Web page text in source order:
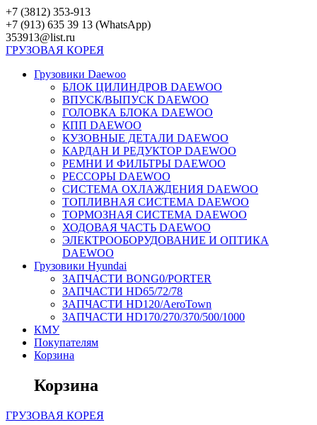
Перейти
к
контенту
+7 (3812) 353-913
+7 (913) 635 39 13 (WhatsApp)
353913@list.ru
ГРУЗОВАЯ КОРЕЯ
Грузовики Daewoo
БЛОК ЦИЛИНДРОВ DAEWOO
ВПУСК/ВЫПУСК DAEWOO
ГОЛОВКА БЛОКА DAEWOO
КПП DAEWOO
КУЗОВНЫЕ ДЕТАЛИ DAEWOO
КАРДАН И РЕДУКТОР DAEWOO
РЕМНИ И ФИЛЬТРЫ DAEWOO
РЕССОРЫ DAEWOO
СИСТЕМА ОХЛАЖДЕНИЯ DAEWOO
ТОПЛИВНАЯ СИСТЕМА DAEWOO
ТОРМОЗНАЯ СИСТЕМА DAEWOO
ХОДОВАЯ ЧАСТЬ DAEWOO
ЭЛЕКТРООБОРУДОВАНИЕ И ОПТИКА
DAEWOO
Грузовики Hyundai
ЗАПЧАСТИ BONG0/PORTER
ЗАПЧАСТИ HD65/72/78
ЗАПЧАСТИ HD120/AeroTown
ЗАПЧАСТИ HD170/270/370/500/1000
КМУ
Покупателям
Корзина
Корзина
ГРУЗОВАЯ КОРЕЯ